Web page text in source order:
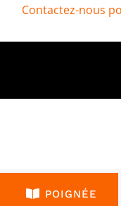
Contactez-nous
POIGNÉE